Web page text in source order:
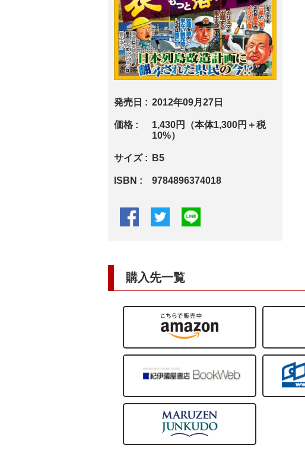
発売日 2012年09月27日
価格
1,430円（本体1,300円＋税
10%）
サイズ B5
ISBN 9784896374018
購入先一覧